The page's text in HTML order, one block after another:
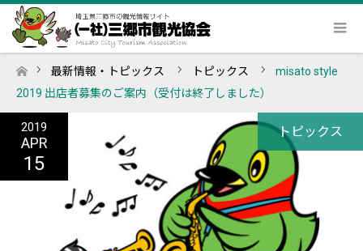
ホーム
最新情報・トピックス トピックス
misato style
2019 出店者募集のご案内（受付は終了しました）
2019
APR
15
トピックス